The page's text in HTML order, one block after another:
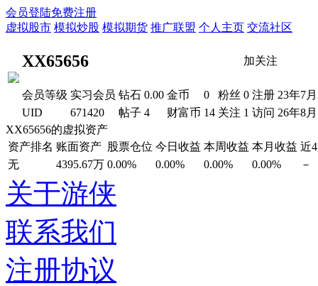
会员登陆免费注册
虚拟股市 模拟炒股 模拟期货 推广联盟 个人主页 交流社区
XX65656 加关注
会员等级 实习会员 钻石 0.00 金币 0 粉丝 0 注册 23年7
UID
671420 帖子 4 财富币 14 关注 1 访问 26年8
XX65656的虚拟资产
资产排名 账面资产 股票仓位 今日收益 本周收益 本月收益 近
无
4395.67万 0.00% 0.00% 0.00% 0.00% －
关于游侠
联系我们
注册协议